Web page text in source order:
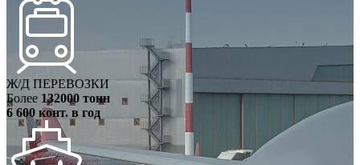
Ж/Д ПЕРЕВОЗКИ
Более 132000 тонн
6 600 конт. в год